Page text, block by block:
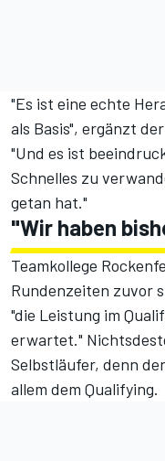
"Es ist eine echte
als Basis", ergänzt
"Und es ist
Schnelles zu
getan hat."
"Wir haben
Teamkollege
Rundenzeiten zuvor
"die Leistung im
erwartet."
Selbstläufer, denn
allem dem Qualifying.